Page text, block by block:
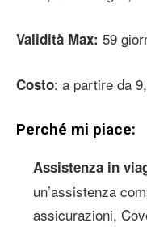
Validità Max: 59
Costo: a partire da
Perché mi piace:
Assistenza in
un’assistenza
assicurazioni,